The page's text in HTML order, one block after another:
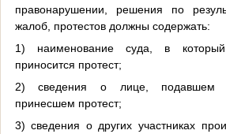
правонарушении, решения по
жалоб, протестов должны содержать:
1) наименование суда, в
приносится протест;
2) сведения о лице, подавшем
принесшем протест;
3) сведения о других участниках